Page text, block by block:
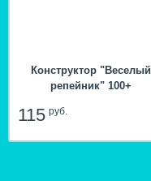
Конструктор "Веселый
репейник" 100+
115руб.